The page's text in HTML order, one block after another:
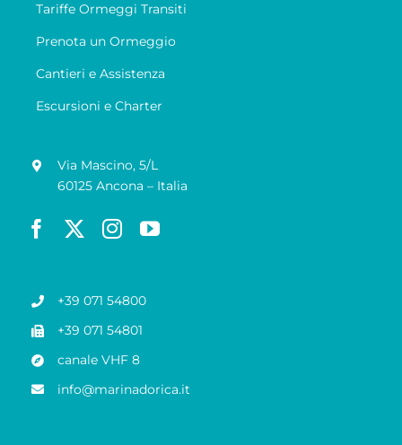
Tariffe Ormeggi Transiti
Prenota un Ormeggio
Cantieri e Assistenza
Escursioni e Charter
Via Mascino, 5/L
60125 Ancona – Italia
+39 071 54800
+39 071 54801
canale VHF 8
info@marinadorica.it